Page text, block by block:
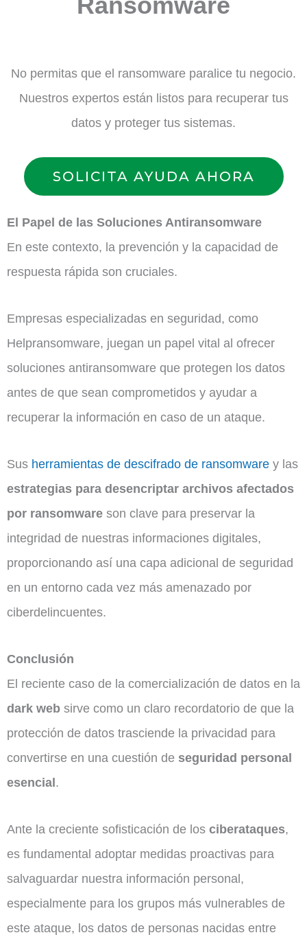
No permitas que el ransomware paralice tu negocio.
Nuestros expertos están listos para recuperar tus
datos y proteger tus sistemas.
SOLICITA AYUDA AHORA
El Papel de las Soluciones Antiransomware
En este contexto, la prevención y la capacidad de
respuesta rápida son cruciales.
Empresas especializadas en seguridad, como
Helpransomware, juegan un papel vital al ofrecer
soluciones antiransomware que protegen los datos
antes de que sean comprometidos y ayudar a
recuperar la información en caso de un ataque.
Sus herramientas de descifrado de ransomware y las
estrategias para desencriptar archivos afectados
por ransomware son clave para preservar la
integridad de nuestras informaciones digitales,
proporcionando así una capa adicional de seguridad
en un entorno cada vez más amenazado por
ciberdelincuentes.
Conclusión
El reciente caso de la comercialización de datos en la
dark web sirve como un claro recordatorio de que la
protección de datos trasciende la privacidad para
convertirse en una cuestión de seguridad personal
esencial.
Ante la creciente sofisticación de los ciberataques,
es fundamental adoptar medidas proactivas para
salvaguardar nuestra información personal,
especialmente para los grupos más vulnerables de
este ataque, los datos de personas nacidas entre